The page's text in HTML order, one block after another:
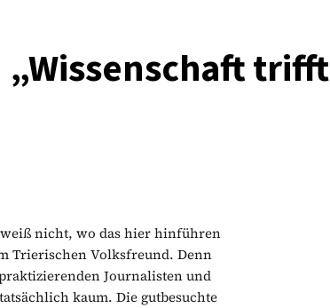
„Wissenschaft trifft
nicht, wo das hier hinführen
Trierischen Volksfreund. Denn
Journalisten und
kaum. Die gutbesuchte